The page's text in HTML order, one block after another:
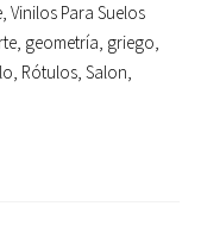
,Vinilos Para Suelos
, geometría, griego,
, Rótulos,Salon,